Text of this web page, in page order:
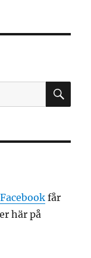
får
här på